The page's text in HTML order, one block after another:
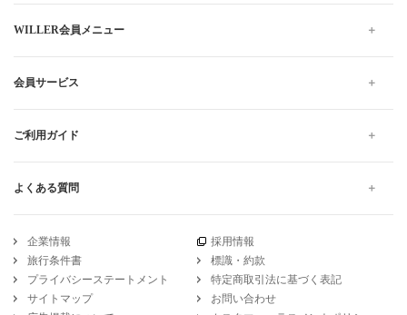
WILLER会員メニュー
会員サービス
ご利用ガイド
よくある質問
企業情報
採用情報
旅行条件書
標識・約款
プライバシーステートメント
特定商取引法に基づく表記
サイトマップ
お問い合わせ